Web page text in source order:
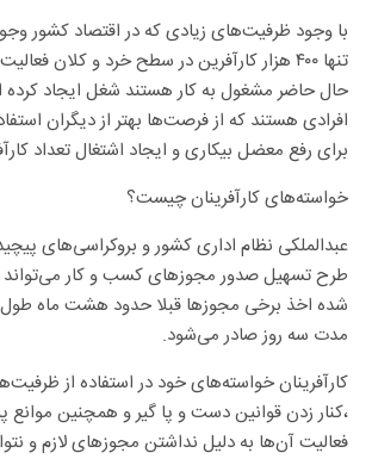
با وجود ظرفیت‌های زیادی که در اقتصاد کشور وجود
حال حاضر مشغول به کار هستند شغل ایجاد کرده
افرادی هستند که از فرصت‌ها بهتر از دیگران
برای رفع معضل بیکاری و ایجاد اشتغال تعداد کارآفرینان باید به ۲ میلیون نفر برسد تا
خواسته‌های کارآفرینان چیست؟
عبدالملکی نظام اداری کشور و بروکراسی‌های
طرح تسهیل صدور مجوز‌های کسب و کار می‌تواند
شده اخذ برخی مجوز‌ها قبلا حدود هشت ماه طول
مدت سه روز صادر می‌شود.
کارآفرینان خواسته‌های خود در استفاده از
،کنار زدن قوانین دست و پا گیر و همچنین
فعالیت آن‌ها به دلیل نداشتن مجوز‌های لازم و